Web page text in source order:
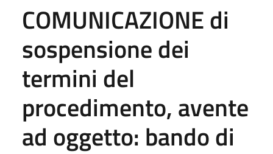
COMUNICAZIONE di
sospensione dei
termini del
procedimento, avente
ad oggetto: bando di